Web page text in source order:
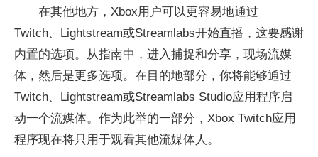
在其他地方，Xbox用户可以更容易地通过
Twitch、Lightstream或Streamlabs开始直播，这要感谢
内置的选项。从指南中，进入捕捉和分享，现场流媒
体，然后是更多选项。在目的地部分，你将能够通过
Twitch、Lightstream或Streamlabs Studio应用程序启
动一个流媒体。作为此举的一部分，Xbox Twitch应用
程序现在将只用于观看其他流媒体人。